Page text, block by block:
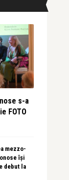
s-a
FOTO
mezzo-
își
debut la